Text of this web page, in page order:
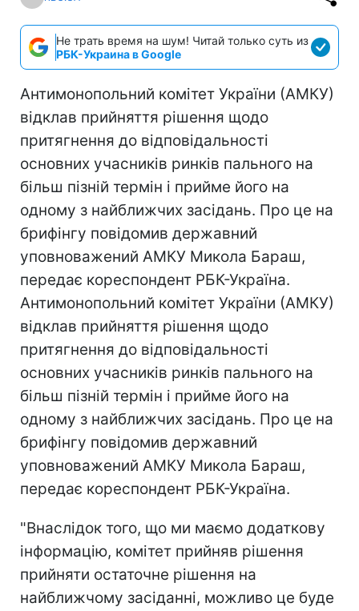
Не трать время на шум! Читай только суть из
РБК-Украина в Google
Антимонопольний комітет України (АМКУ)
відклав прийняття рішення щодо
притягнення до відповідальності
основних учасників ринків пального на
більш пізній термін і прийме його на
одному з найближчих засідань. Про це на
брифінгу повідомив державний
уповноважений АМКУ Микола Бараш,
передає кореспондент РБК-Україна.
Антимонопольний комітет України (АМКУ)
відклав прийняття рішення щодо
притягнення до відповідальності
основних учасників ринків пального на
більш пізній термін і прийме його на
одному з найближчих засідань. Про це на
брифінгу повідомив державний
уповноважений АМКУ Микола Бараш,
передає кореспондент РБК-Україна.
"Внаслідок того, що ми маємо додаткову
інформацію, комітет прийняв рішення
прийняти остаточне рішення на
найближчому засіданні, можливо це буде